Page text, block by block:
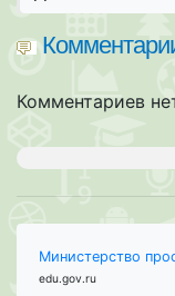
Комментариев
Министерство
edu.gov.ru